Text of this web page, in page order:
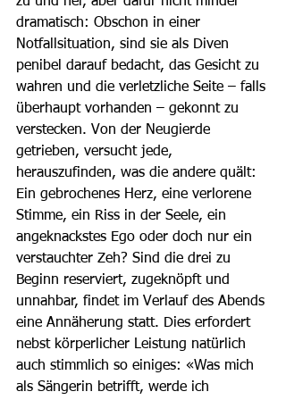
dramatisch: Obschon in einer
Notfallsituation, sind sie als Diven
penibel darauf bedacht, das Gesicht zu
wahren und die verletzliche Seite – falls
überhaupt vorhanden – gekonnt zu
verstecken. Von der Neugierde
getrieben, versucht jede,
herauszufinden, was die andere quält:
Ein gebrochenes Herz, eine verlorene
Stimme, ein Riss in der Seele, ein
angeknackstes Ego oder doch nur ein
verstauchter Zeh? Sind die drei zu
Beginn reserviert, zugeknöpft und
unnahbar, findet im Verlauf des Abends
eine Annäherung statt. Dies erfordert
nebst körperlicher Leistung natürlich
auch stimmlich so einiges: «Was mich
als Sängerin betrifft, werde ich